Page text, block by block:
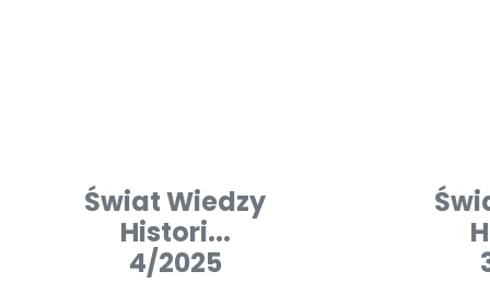
Świat Wiedzy
Histori...
4/2025